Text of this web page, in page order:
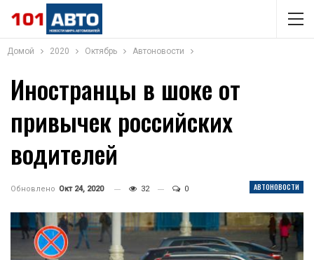
Домой 2020 Октябрь Автоновости
Иностранцы в шоке от
привычек российских
водителей
АВТОНОВОСТИ
Обновлено Окт 24, 2020 32 0